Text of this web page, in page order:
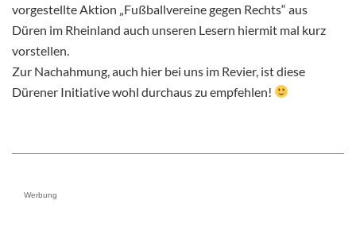
vorgestellte Aktion „Fußballvereine gegen Rechts“ aus
Düren im Rheinland auch unseren Lesern hiermit mal kurz
vorstellen.
Zur Nachahmung, auch hier bei uns im Revier, ist diese
Dürener Initiative wohl durchaus zu empfehlen!
Werbung